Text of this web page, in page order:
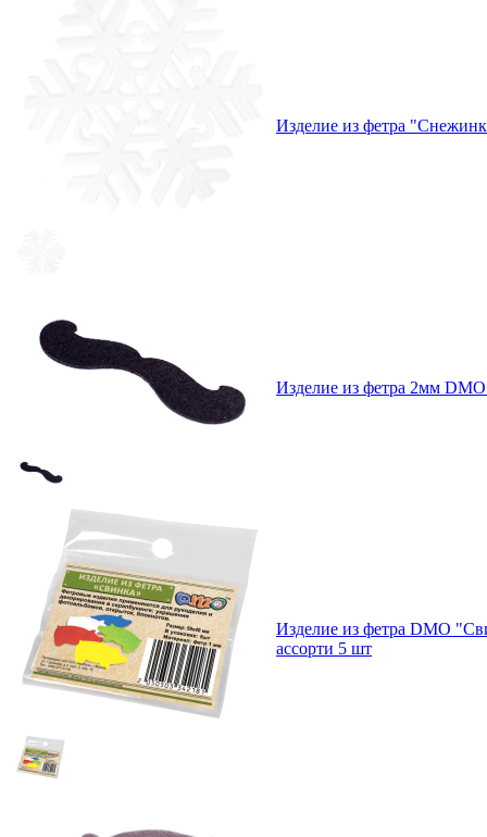
Изделие из фетра
Изделие из фетра 2мм
Изделие из фетра DMO
ассорти 5 шт